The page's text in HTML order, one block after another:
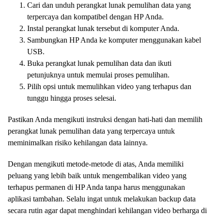
Cari dan unduh perangkat lunak pemulihan data yang
terpercaya dan kompatibel dengan HP Anda.
Instal perangkat lunak tersebut di komputer Anda.
Sambungkan HP Anda ke komputer menggunakan kabel
USB.
Buka perangkat lunak pemulihan data dan ikuti
petunjuknya untuk memulai proses pemulihan.
Pilih opsi untuk memulihkan video yang terhapus dan
tunggu hingga proses selesai.
Pastikan Anda mengikuti instruksi dengan hati-hati dan memilih
perangkat lunak pemulihan data yang terpercaya untuk
meminimalkan risiko kehilangan data lainnya.
Dengan mengikuti metode-metode di atas, Anda memiliki
peluang yang lebih baik untuk mengembalikan video yang
terhapus permanen di HP Anda tanpa harus menggunakan
aplikasi tambahan. Selalu ingat untuk melakukan backup data
secara rutin agar dapat menghindari kehilangan video berharga di